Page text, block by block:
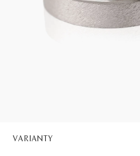
VARIANTY